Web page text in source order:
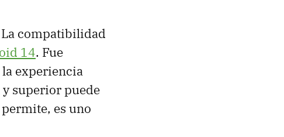
compatibilidad
14. Fue
la experiencia
y superior puede
es uno